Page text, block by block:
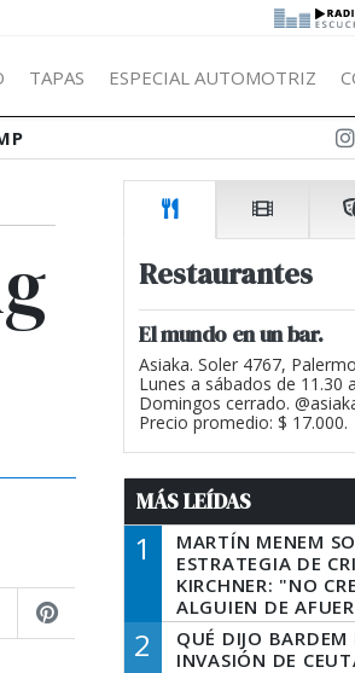
TAPAS ESPECIAL AUTOMOTRIZ
Restaurantes
El mundo en un bar.
Asiaka. Soler 4767,
Lunes a sábados de 11.30
Domingos cerrado.
Precio promedio: $ 17.000.
MÁS LEÍDAS
1
MARTÍN MENEM
ESTRATEGIA DE
KIRCHNER: "NO
ALGUIEN DE
DECIR A LA
TIENE QUE HACER"
2
QUÉ DIJO BARDEM
INVASIÓN DE